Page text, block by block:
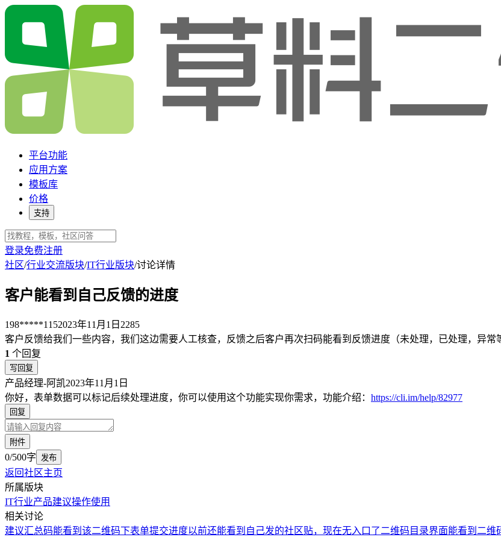
平台功能
应用方案
模板库
价格
支持
登录免费注册
社区/行业交流版块/IT行业版块/讨论详情
客户能看到自己反馈的进度
198*****1152023年11月1日 2285
客户反馈给我们一些内容，我们这边需要人工核查，反馈之后客户再次扫码能看到反馈进度（未处理，已处理，异常
1 个回复
写回复
产品经理-阿凯2023年11月1日
你好，表单数据可以标记后续处理进度，你可以使用这个功能实现你需求，功能介绍： https://cli.im/help/82977
回复
附件
0/500字 发布
返回社区主页
所属版块
IT行业产品建议操作使用
相关讨论
建议汇总码能看到该二维码下表单提交进度以前还能看到自己发的社区贴，现在无入口了二维码目录界面能看到二维